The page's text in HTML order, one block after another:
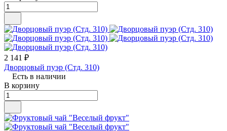
2 141 ₽
Дворцовый пуэр (Стд. 310)
Есть в наличии
В корзину